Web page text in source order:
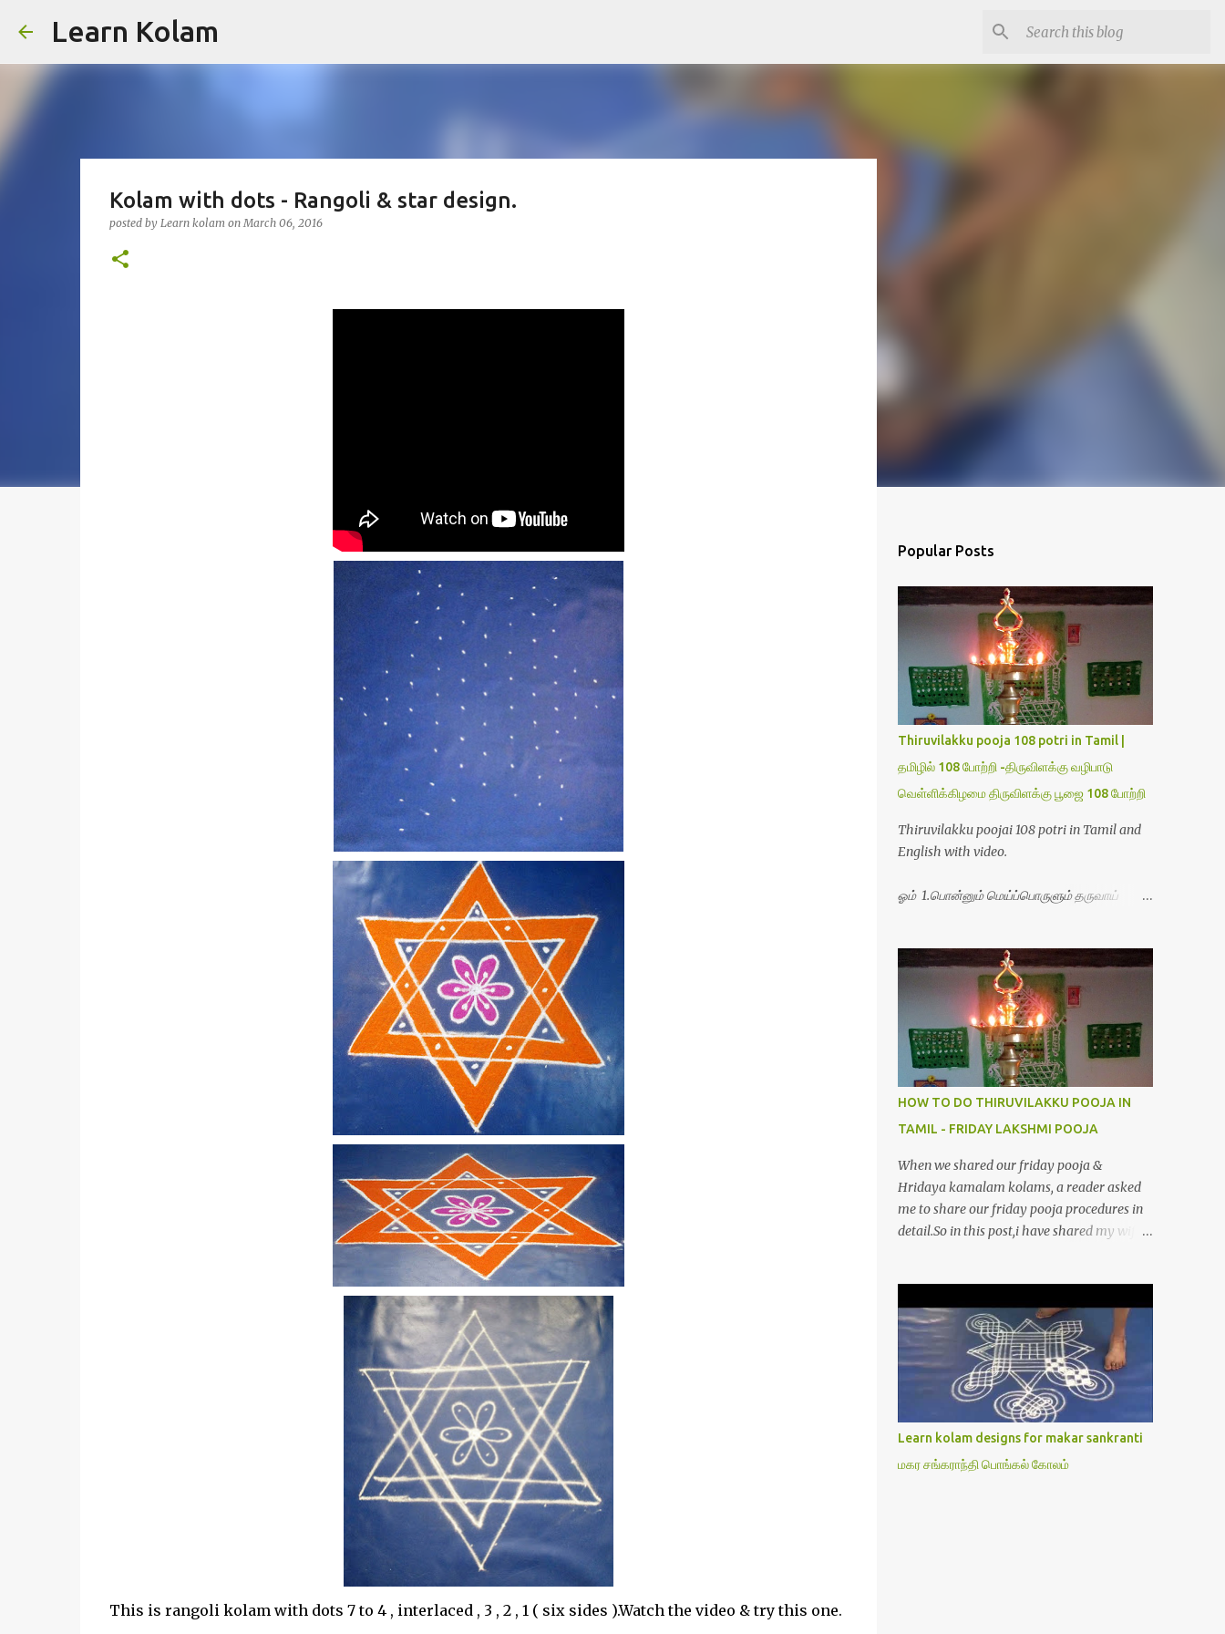
Learn Kolam
Kolam with dots - Rangoli & star design.
posted by Learn kolam onMarch 06, 2016
This is rangoli kolam with dots 7 to 4 , interlaced , 3 , 2 , 1 ( six sides ).Watch the video & try this one.
Popular Posts
Thiruvilakku pooja 108 potri in Tamil |
தமிழில் 108 போற்றி -திருவிளக்கு வழிபாடு
வெள்ளிக்கிழமை திருவிளக்கு பூஜை 108 போற்றி
Thiruvilakku poojai 108 potri in Tamil and
English with video.
ஓம் 1.பொன்னும் மெய்ப்பொருளும் தருவாய்
4.மூவுலகும் நிறைந்திருந்தாய் போற்றி 5.வரம்பில்
இன்பமாய் வளர்ந்திருந்தாய் போற்றி
6.இயற்கையாய் அறிவொளி ஆனாய் போற்றி
7.ஈரேழுலகம் ஈன்றாய் போற்றி 8.பிறர்வயமாகா
பெரியோய் போற்றி 9.பேரின்பப் பெருக்காய்
பொலிந்தாய் போற்றி 10.பேரருட்கடலாம் பேரரு...
HOW TO DO THIRUVILAKKU POOJA IN
TAMIL - FRIDAY LAKSHMI POOJA
When we shared our friday pooja &
Hridaya kamalam kolams, a reader asked
me to share our friday pooja procedures in
detail.So in this post,i have shared my wife’s
procedure for more than 40 years in our
house each Friday.Now my daughter-in-law
is also performing the same.In this post,i
have written how to make Lakshmi poojai
with Thiruvilakku poojai
kolam,Hridayakamalam kolam and
thiruvilakku pooja stotram/slokas along
with 108 potri in tamil. i.e Archanai slokam
Learn kolam designs for makar sankranti
மகர சங்கராந்தி பொங்கல் கோலம்